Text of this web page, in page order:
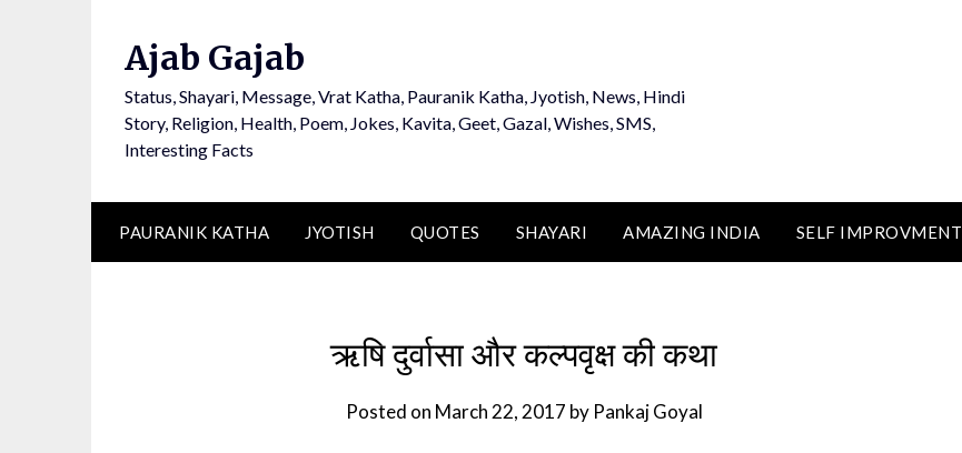
Ajab Gajab
Status, Shayari, Message, Vrat Katha, Pauranik Katha, Jyotish, News, Hindi
Story, Religion, Health, Poem, Jokes, Kavita, Geet, Gazal, Wishes, SMS,
Interesting Facts
PAURANIK KATHA JYOTISH QUOTES SHAYARI AMAZING INDIA SELF IMPROVMENT
ऋषि दुर्वासा और कल्पवृक्ष की कथा
Posted on March 22, 2017 by Pankaj Goyal